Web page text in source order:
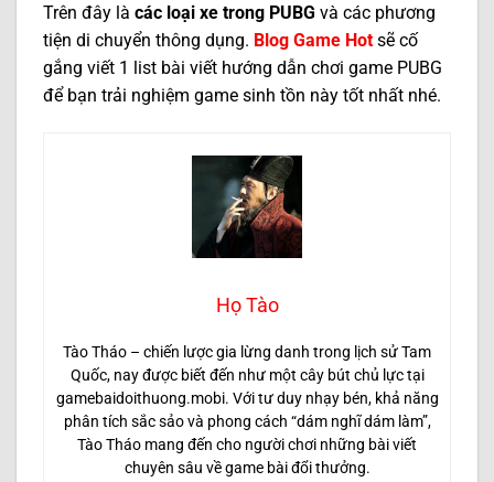
Trên đây là các loại xe trong PUBG và các phương
tiện di chuyển thông dụng. Blog Game Hot sẽ cố
gắng viết 1 list bài viết hướng dẫn chơi game PUBG
để bạn trải nghiệm game sinh tồn này tốt nhất nhé.
Họ Tào
Tào Tháo – chiến lược gia lừng danh trong lịch sử Tam
Quốc, nay được biết đến như một cây bút chủ lực tại
gamebaidoithuong.mobi. Với tư duy nhạy bén, khả năng
phân tích sắc sảo và phong cách “dám nghĩ dám làm”,
Tào Tháo mang đến cho người chơi những bài viết
chuyên sâu về game bài đổi thưởng.